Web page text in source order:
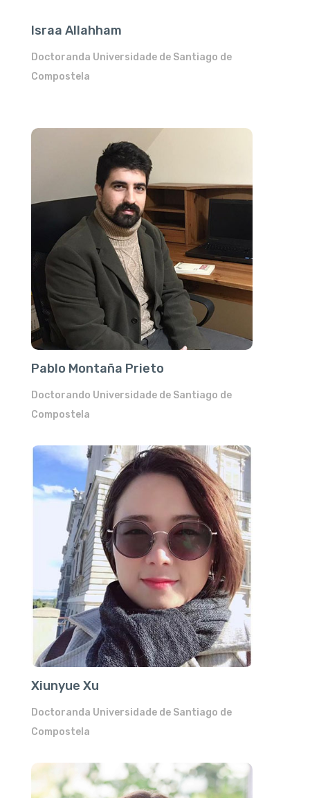
Israa Allahham
Doctoranda Universidade de Santiago de
Compostela
Pablo Montaña Prieto
Doctorando Universidade de Santiago de
Compostela
Xiunyue Xu
Doctoranda Universidade de Santiago de
Compostela